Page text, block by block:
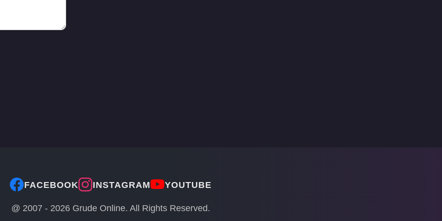
FACEBOOK INSTAGRAM YOUTUBE
@ 2007 - 2026Grude Online. All Rights Reserved.